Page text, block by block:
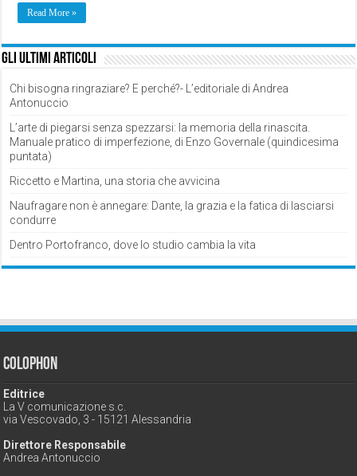
Read More »
Gli ultimi articoli
Chi bisogna ringraziare? E perché?- L’editoriale di Andrea
Antonuccio
L’arte di piegarsi senza spezzarsi: la memoria della rinascita.
Manuale pratico di imperfezione, di Enzo Governale (quindicesima
puntata)
Riccetto e Martina, una storia che avvicina
Naufragare non è annegare: Dante, la grazia e la fatica di lasciarsi
condurre
Dentro Portofranco, dove lo studio cambia la vita
Colophon
Editrice
La V comunicazione s.c.
via Vescovado, 3 - 15121 Alessandria
Direttore Responsabile
Andrea Antonuccio